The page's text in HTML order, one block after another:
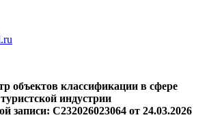
объектов классификации в сфере
туристской индустрии
записи: С232026023064 от 24.03.2026